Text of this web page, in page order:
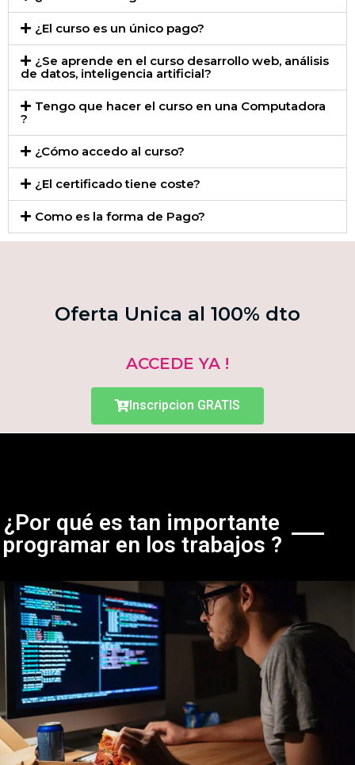
¿El curso es un único pago?
¿Se aprende en el curso desarrollo web, análisis
de datos, inteligencia artificial?
Tengo que hacer el curso en una Computadora
?
¿Cómo accedo al curso?
¿El certificado tiene coste?
Como es la forma de Pago?
Oferta Unica al 100% dto
ACCEDE YA !
Inscripcion GRATIS
¿Por qué es tan importante
programar en los trabajos ?